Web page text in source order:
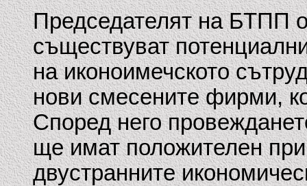
Председателят на БТПП
съществуват
на иконоимечското
нови смесените фирми,
Според него
ще имат положителен
двустранните